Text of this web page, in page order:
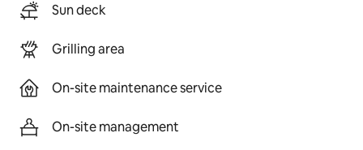
Sun deck
Grilling area
On-site maintenance service
On-site management